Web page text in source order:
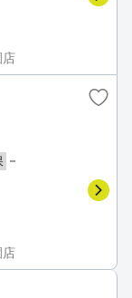
－